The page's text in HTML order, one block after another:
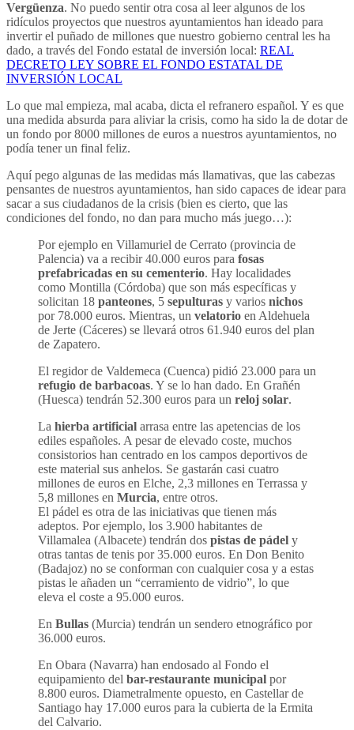
Vergüenza. No puedo sentir otra cosa al leer algunos de los
ridículos proyectos que nuestros ayuntamientos han ideado para
invertir el puñado de millones que nuestro gobierno central les ha
dado, a través del Fondo estatal de inversión local: REAL
DECRETO LEY SOBRE EL FONDO ESTATAL DE
INVERSIÓN LOCAL
Lo que mal empieza, mal acaba, dicta el refranero español. Y es que
una medida absurda para aliviar la crisis, como ha sido la de dotar de
un fondo por 8000 millones de euros a nuestros ayuntamientos, no
podía tener un final feliz.
Aquí pego algunas de las medidas más llamativas, que las cabezas
pensantes de nuestros ayuntamientos, han sido capaces de idear para
sacar a sus ciudadanos de la crisis (bien es cierto, que las
condiciones del fondo, no dan para mucho más juego…):
Por ejemplo en Villamuriel de Cerrato (provincia de
Palencia) va a recibir 40.000 euros para fosas
prefabricadas en su cementerio. Hay localidades
como Montilla (Córdoba) que son más específicas y
solicitan 18 panteones, 5 sepulturas y varios nichos
por 78.000 euros. Mientras, un velatorio en Aldehuela
de Jerte (Cáceres) se llevará otros 61.940 euros del plan
de Zapatero.
El regidor de Valdemeca (Cuenca) pidió 23.000 para un
refugio de barbacoas. Y se lo han dado. En Grañén
(Huesca) tendrán 52.300 euros para un reloj solar.
La hierba artificial arrasa entre las apetencias de los
ediles españoles. A pesar de elevado coste, muchos
consistorios han centrado en los campos deportivos de
este material sus anhelos. Se gastarán casi cuatro
millones de euros en Elche, 2,3 millones en Terrassa y
5,8 millones en Murcia, entre otros.
El pádel es otra de las iniciativas que tienen más
adeptos. Por ejemplo, los 3.900 habitantes de
Villamalea (Albacete) tendrán dos pistas de pádel y
otras tantas de tenis por 35.000 euros. En Don Benito
(Badajoz) no se conforman con cualquier cosa y a estas
pistas le añaden un “cerramiento de vidrio”, lo que
eleva el coste a 95.000 euros.
En Bullas (Murcia) tendrán un sendero etnográfico por
36.000 euros.
En Obara (Navarra) han endosado al Fondo el
equipamiento del bar-restaurante municipal por
8.800 euros. Diametralmente opuesto, en Castellar de
Santiago hay 17.000 euros para la cubierta de la Ermita
del Calvario.